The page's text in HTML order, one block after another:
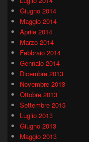
Giugno 2014
Maggio 2014
Aprile 2014
Marzo 2014
Febbraio 2014
Gennaio 2014
Dicembre 2013
Novembre 2013
Ottobre 2013
Settembre 2013
Luglio 2013
Giugno 2013
Maggio 2013